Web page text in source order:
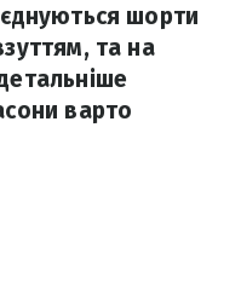
шорти
та на
варто